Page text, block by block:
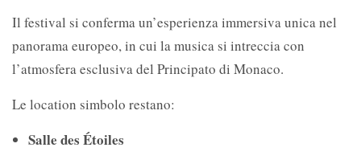
Il festival si conferma un’esperienza immersiva unica nel
panorama europeo, in cui la musica si intreccia con
l’atmosfera esclusiva del Principato di Monaco.
Le location simbolo restano:
Salle des Étoiles